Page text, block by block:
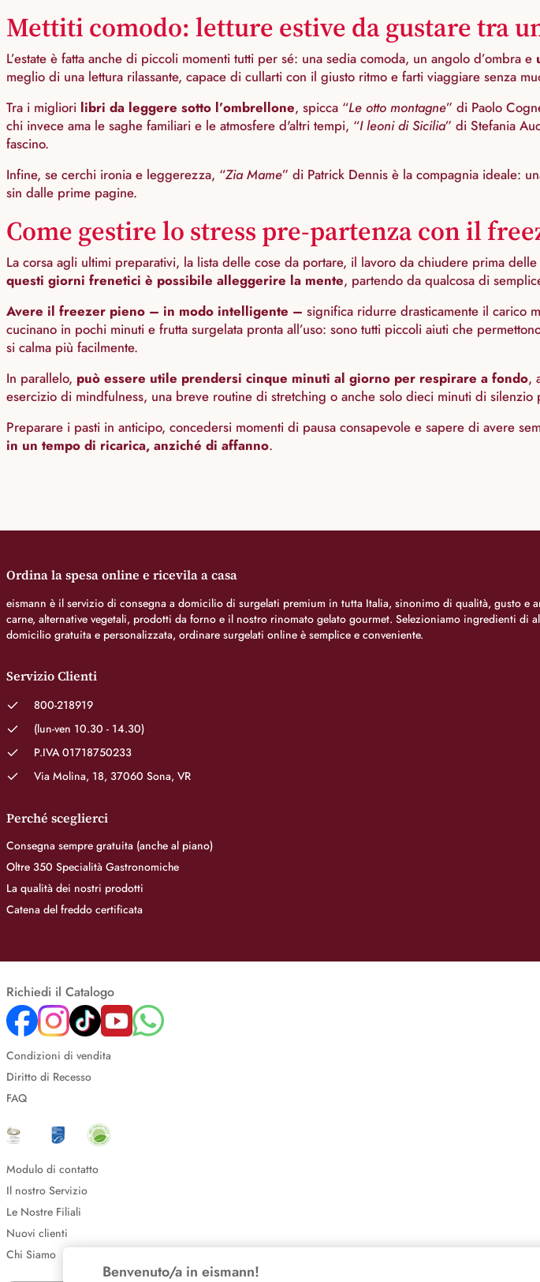
Mettiti comodo: letture estive da gustare tra
L’estate è fatta anche di piccoli momenti tutti per sé: una sedia comoda, un angolo d’ombra e
meglio di una lettura rilassante, capace di cullarti con il giusto ritmo e farti viaggiare senza
Tra i migliori libri da leggere sotto l’ombrellone, spicca “Le otto montagne” di Paolo
chi invece ama le saghe familiari e le atmosfere d'altri tempi, “I leoni di Sicilia” di Stefania
fascino.
Infine, se cerchi ironia e leggerezza, “Zia Mame” di Patrick Dennis è la compagnia ideale:
sin dalle prime pagine.
Come gestire lo stress pre-partenza con il
La corsa agli ultimi preparativi, la lista delle cose da portare, il lavoro da chiudere prima
questi giorni frenetici è possibile alleggerire la mente, partendo da qualcosa di
Avere il freezer pieno – in modo intelligente – significa ridurre drasticamente il carico
cucinano in pochi minuti e frutta surgelata pronta all’uso: sono tutti piccoli aiuti che
si calma più facilmente.
In parallelo, può essere utile prendersi cinque minuti al giorno per respirare a fondo,
esercizio di mindfulness, una breve routine di stretching o anche solo dieci minuti di silenzio
Preparare i pasti in anticipo, concedersi momenti di pausa consapevole e sapere di avere
in un tempo di ricarica, anziché di affanno.
Ordina la spesa online e ricevila a casa
eismann è il servizio di consegna a domicilio di surgelati premium in tutta Italia, sinonimo di qualità, gusto e
carne, alternative vegetali, prodotti da forno e il nostro rinomato gelato gourmet. Selezioniamo ingredienti di
domicilio gratuita e personalizzata, ordinare surgelati online è semplice e conveniente.
Servizio Clienti
800-218919
(lun-ven 10.30 - 14.30)
P.IVA 01718750233
Via Molina, 18, 37060 Sona, VR
Perché sceglierci
Consegna sempre gratuita (anche al piano)
Oltre 350 Specialità Gastronomiche
La qualità dei nostri prodotti
Catena del freddo certificata
Richiedi il Catalogo
Condizioni di vendita
Diritto di Recesso
FAQ
Modulo di contatto
Il nostro Servizio
Le Nostre Filiali
Nuovi clienti
Chi Siamo
Benvenuto/a in eismann!